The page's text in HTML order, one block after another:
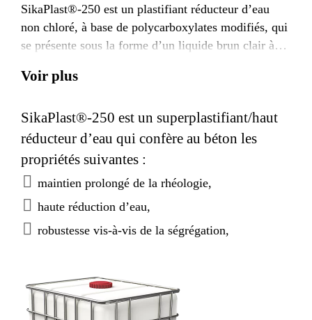
SikaPlast®-250 est un plastifiant réducteur d’eau
non chloré, à base de polycarboxylates modifiés, qui
se présente sous la forme d’un liquide brun clair à
Voir plus
SikaPlast®-250 est un superplastifiant/haut
réducteur d’eau qui confère au béton les
propriétés suivantes :
maintien prolongé de la rhéologie,
haute réduction d’eau,
robustesse vis-à-vis de la ségrégation,